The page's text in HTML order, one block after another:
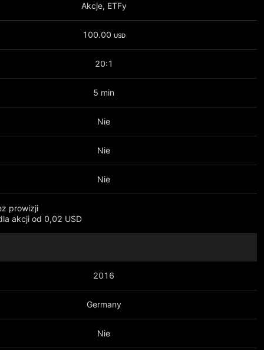
Akcje, ETFy
100.00 USD
20:1
5 min
Nie
Nie
Nie
prowizji
akcji od 0,02 USD
2016
Germany
Nie